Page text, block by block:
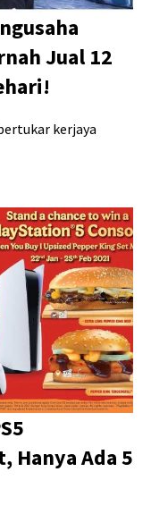
Jual 12
kerjaya
Hanya Ada 5